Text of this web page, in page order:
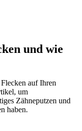
und wie
auf Ihren
um
Zähneputzen und
haben.